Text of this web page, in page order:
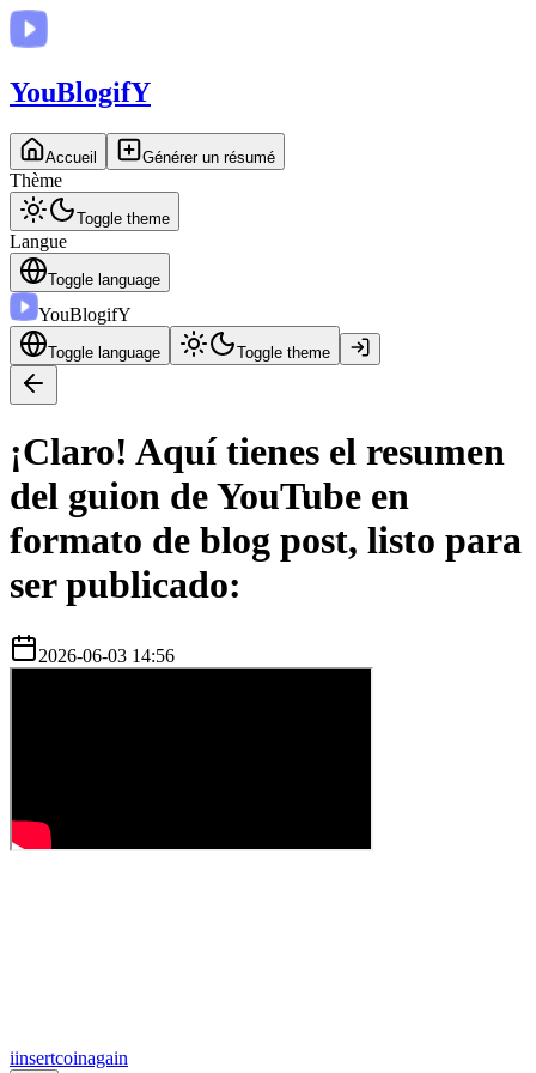
YouBlogifY
Accueil Générer un résumé
Thème
Toggle theme
Langue
Toggle language
YouBlogifY
Toggle language Toggle theme
¡Claro! Aquí tienes el resumen
del guion de YouTube en
formato de blog post, listo para
ser publicado:
2026-06-03 14:56
iinsertcoinagain